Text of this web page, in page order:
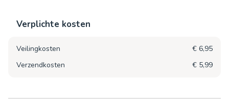
Verplichte kosten
Veilingkosten
€ 6,95
Verzendkosten
€ 5,99